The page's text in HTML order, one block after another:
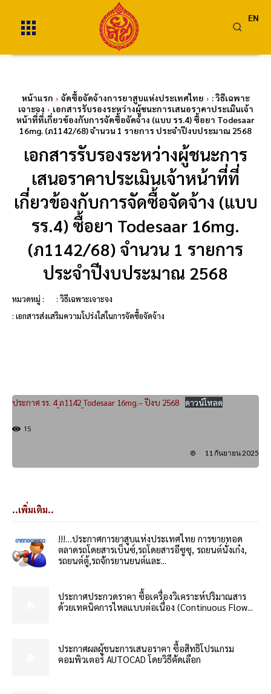
EN
หน้าแรก จัดซื้อจัดจ้างการยาสูบแห่งประเทศไทย
: วิธีเฉพาะ
เจาะจง
เอกสารรับรองระหว่างผู้ชนะการเสนอราคาประเมินเจ้า
หน้าที่ที่เกี่ยวข้องกับการจัดซื้อจัดจ้าง (แบบ รร.4) ซื้อยา Todesaar
16mg. (ภ1142/68) จำนวน 1 รายการ ประจำปีงบประมาณ 2568
เอกสารรับรองระหว่างผู้ชนะการ
เสนอราคาประเมินเจ้าหน้าที่ที่
เกี่ยวข้องกับการจัดซื้อจัดจ้าง (แบบ
รร.4) ซื้อยา Todesaar 16mg.
(ภ1142/68) จำนวน 1 รายการ
ประจำปีงบประมาณ 2568
หมวดหมู่ :
: วิธีเฉพาะเจาะจง
: เอกสารส่งเสริมความโปร่งใสในการจัดซื้อจัดจ้าง
ประกาศ รร. 4_ภ1142_Todesaar 16mg.– ปีงบ 2568 ดาวน์โหลด
15
11 กันยายน 2025
..เพิ่มเติม..
!!!…ประกาศการยาสูบแห่งประเทศไทย การขายทอด
ตลาดรถโดยสารเบ็นซ์,รถโดยสารอีซูซุ, รถยนต์นั่งเก๋ง,
รถยนต์ตู้,รถจักรยานยนต์และ...
ประกาศประกวดราคา ซื้อเครื่องวิเคราะห์ปริมาณสาร
ด้วยเทคนิคการไหลแบบต่อเนื่อง (Continuous Flow...
ประกาศผลผู้ชนะการเสนอราคา ซื้อสิทธิโปรแกรม
คอมพิวเตอร์ AUTOCAD โดยวิธีคัดเลือก